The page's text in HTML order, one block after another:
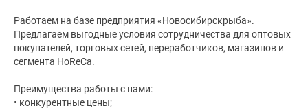
Работаем на базе предприятия «Новосибирскрыба».
Предлагаем выгодные условия сотрудничества для оптовых
покупателей, торговых сетей, переработчиков, магазинов и
сегмента HoReCa.
Преимущества работы с нами:
• конкурентные цены;